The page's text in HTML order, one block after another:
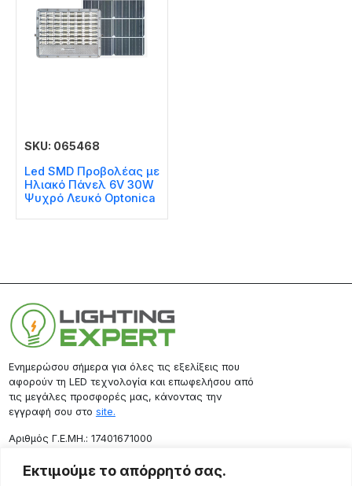
Εκτιμούμε το απόρρητό σας.
SKU: 065468
Led SMD Προβολέας με
Ηλιακό Πάνελ 6V 30W
Ψυχρό Λευκό Optonica
Ενημερώσου σήμερα για όλες τις εξελίξεις που
αφορούν τη LED τεχνολογία και επωφελήσου από
τις μεγάλες προσφορές μας, κάνοντας την
εγγραφή σου στο site.
Aριθμός Γ.Ε.ΜΗ.: 17401671000
Επικοινωνία